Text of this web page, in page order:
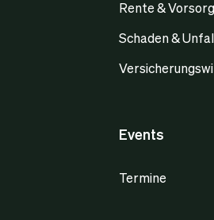
Rente &
Schaden &
Events
Termine